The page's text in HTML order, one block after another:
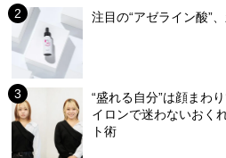
注目の“アゼライン酸”
“盛れる自分”は顔まわ
イロンで迷わないおく
ト術